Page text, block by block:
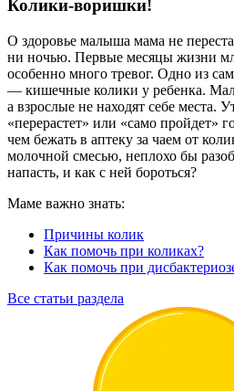
Колики-воришки!
О здоровье малыша мама не
ни ночью. Первые месяцы жизни
особенно много тревог. Одно из
— кишечные колики у ребенка.
а взрослые не находят себе места.
«перерастет» или «само пройдет»
чем бежать в аптеку за чаем от
молочной смесью, неплохо бы
напасть, и как с ней бороться?
Маме важно знать:
Причины колик
Как помочь при коликах?
Как помочь при
Все статьи раздела